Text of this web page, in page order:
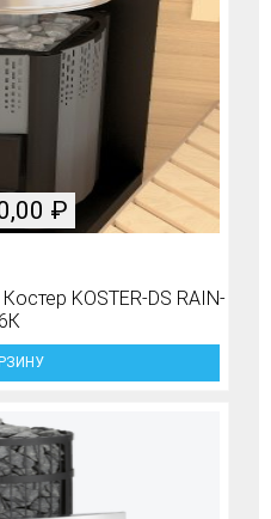
KOSTER-DS RAIN-
₽